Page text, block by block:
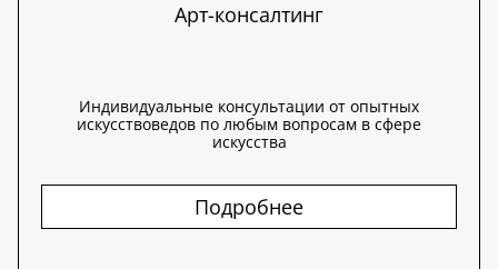
Арт-консалтинг
Индивидуальные консультации от опытных
искусствоведов по любым вопросам в сфере
искусства
Подробнее